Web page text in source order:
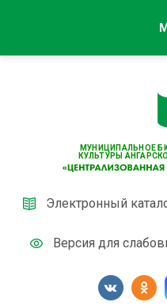
МУНИЦИПАЛЬНОЕ
КУЛЬТУРЫ
Электронный
Версия для